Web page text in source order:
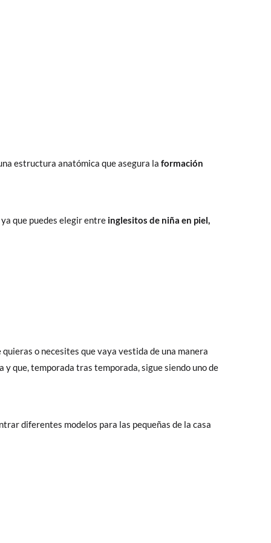
estructura anatómica que asegura la formación
que puedes elegir entre inglesitos de niña en piel,
o necesites que vaya vestida de una manera
y que, temporada tras temporada, sigue siendo uno de
diferentes modelos para las pequeñas de la casa